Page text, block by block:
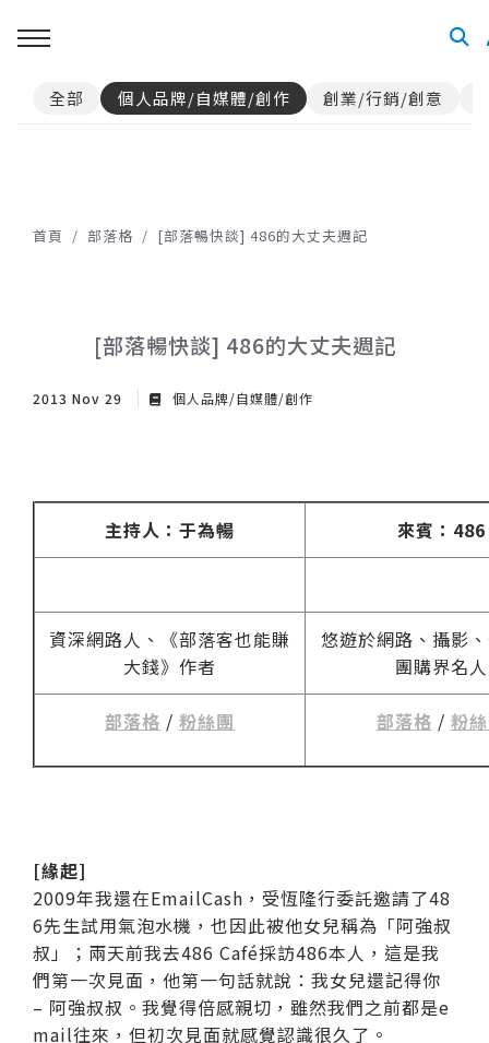
全部 個人品牌/自媒體/創作 創業/行銷/創意
首頁 部落格 [部落暢快談] 486的大丈夫週記
[部落暢快談] 486的大丈夫週記
2013 Nov 29 個人品牌/自媒體/創作
主持人：于為暢 來賓：486
資深網路人、《部落客也能賺
大錢》作者
悠遊於網路、攝影
團購界名人
部落格 / 粉絲團 部落格 / 粉
[緣起]
2009年我還在EmailCash，受恆隆行委託邀請了48
6先生試用氣泡水機，也因此被他女兒稱為「阿強叔
叔」；兩天前我去486 Café採訪486本人，這是我
們第一次見面，他第一句話就說：我女兒還記得你
– 阿強叔叔。我覺得倍感親切，雖然我們之前都是e
mail往來，但初次見面就感覺認識很久了。